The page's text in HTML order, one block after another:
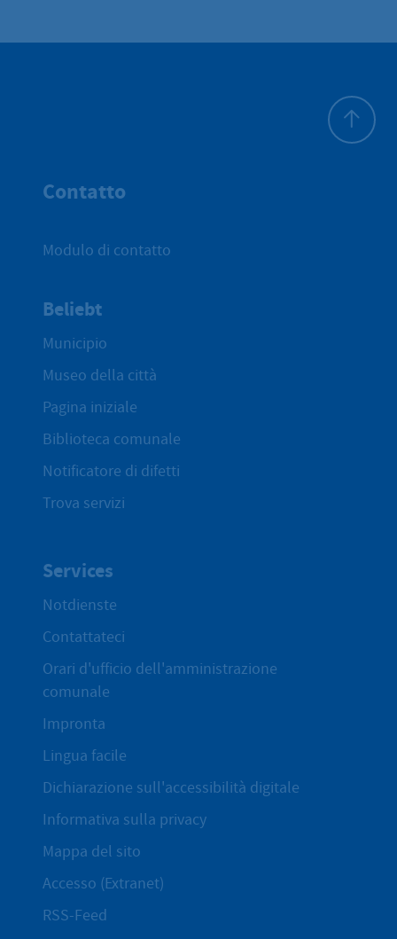
Contatto
Modulo di contatto
Beliebt
Municipio
Museo della città
Pagina iniziale
Biblioteca comunale
Notificatore di difetti
Trova servizi
Services
Notdienste
Contattateci
Orari d'ufficio dell'amministrazione
comunale
Impronta
Lingua facile
Dichiarazione sull'accessibilità digitale
Informativa sulla privacy
Mappa del sito
Accesso (Extranet)
RSS-Feed